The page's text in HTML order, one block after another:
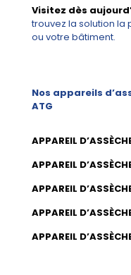
Visitez dès
trouvez la solution la
ou votre bâtiment.
Nos appareils
ATG
APPAREIL
APPAREIL
APPAREIL
APPAREIL
APPAREIL